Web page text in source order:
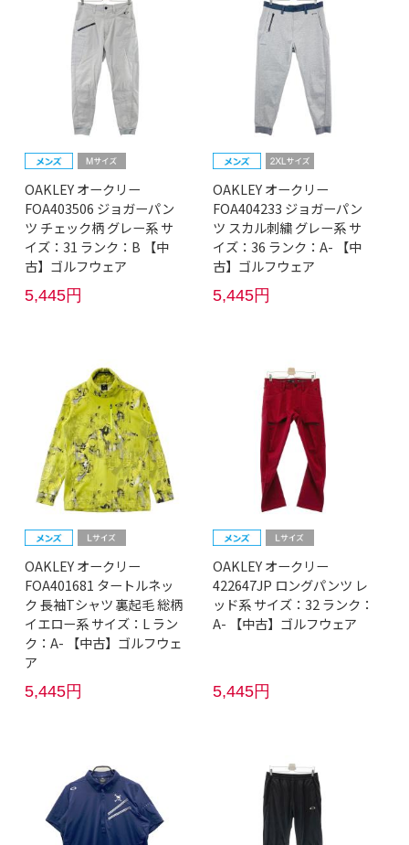
OAKLEY オークリー
FOA403506 ジョガーパン
ツ チェック柄 グレー系 サ
イズ：31 ランク：B 【中
古】ゴルフウェア
5,445円
OAKLEY オークリー
FOA404233 ジョガーパン
ツ スカル刺繍 グレー系 サ
イズ：36 ランク：A- 【中
古】ゴルフウェア
5,445円
OAKLEY オークリー
FOA401681 タートルネッ
ク 長袖Tシャツ 裏起毛 総柄
イエロー系 サイズ：L ラン
ク：A- 【中古】ゴルフウェ
ア
5,445円
OAKLEY オークリー
422647JP ロングパンツ レ
ッド系 サイズ：32 ランク：
A- 【中古】ゴルフウェア
5,445円